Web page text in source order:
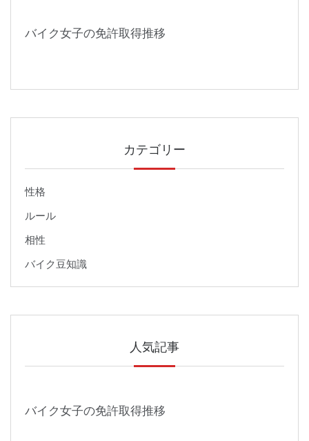
バイク女子の免許取得推移
カテゴリー
性格
ルール
相性
バイク豆知識
人気記事
バイク女子の免許取得推移